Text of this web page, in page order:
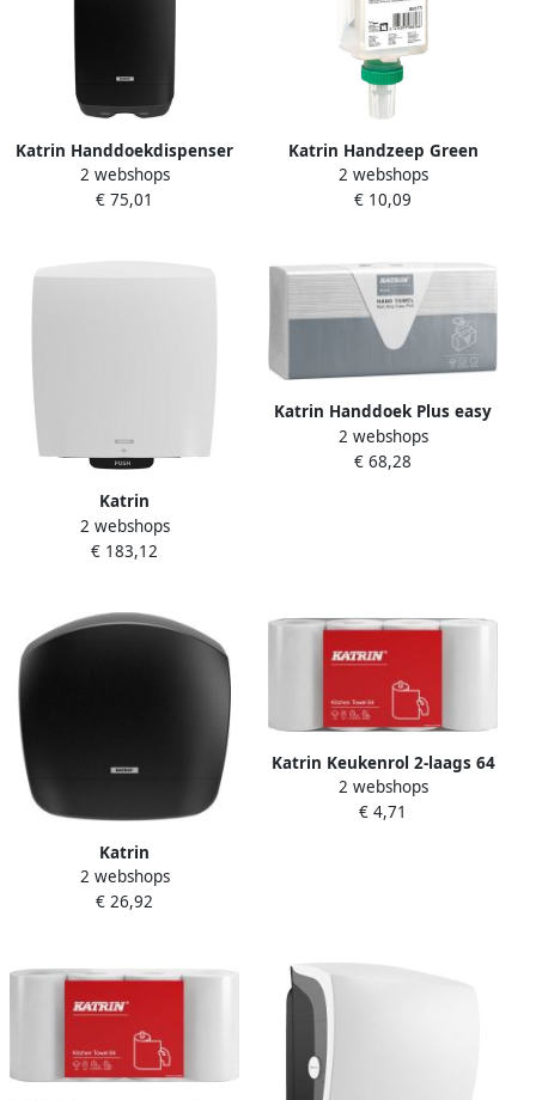
Katrin Handdoekdispenser
extra groot zwart 89741
2 webshops
€ 75,01
Katrin Handzeep Green
schuim touchfree 500ml
86573
2 webshops
€ 10,09
Katrin
Handdoekroldispenser
systeemrol elektrisch wit
2 webshops
€ 183,12
Katrin Handdoek Plus easy
pick z-vouw 3-laags
203x255mm 21x120vel wit
2 webshops
€ 68,28
Katrin
Toiletpapierdispenser
Gigant S jumbo klein zwart
2 webshops
€ 26,92
Katrin Keukenrol 2-laags 64
vel wit 87075
2 webshops
€ 4,71